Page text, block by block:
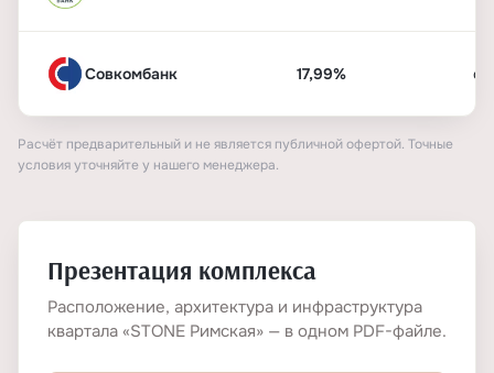
Совкомбанк 17,99%
Расчёт предварительный и не является публичной офертой. Точные
условия уточняйте у нашего менеджера.
Презентация комплекса
Расположение, архитектура и инфраструктура
квартала «STONE Римская» — в одном PDF-файле.